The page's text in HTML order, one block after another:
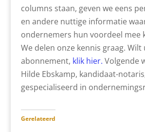
columns staan, geven we eens
en andere nuttige informatie
ondernemers hun voordeel mee
We delen onze kennis graag. Wilt
abonnement, klik hier. Volgende
Hilde Ebskamp, kandidaat-
gespecialiseerd in
Gerelateerd